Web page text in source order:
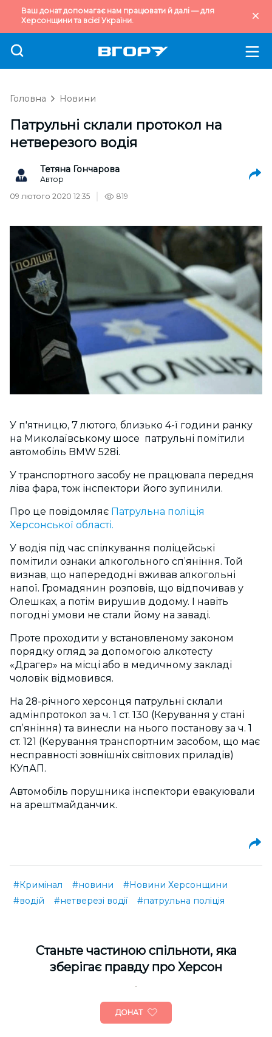
Ваш донат допомагає нам працювати й далі — для
Херсонщини та всієї України.
Головна Новини
Патрульні склали протокол на
нетверезого водія
Тетяна Гончарова
Автор
09 лютого 2020 12:35
819
У п'ятницю, 7 лютого, близько 4-ї години ранку
на Миколаївському шосе патрульні помітили
автомобіль BMW 528і.
У транспортного засобу не працювала передня
ліва фара, тож інспектори його зупинили.
Про це повідомляє Патрульна поліція
Херсонської області.
У водія під час спілкування поліцейські
помітили ознаки алкогольного сп’яніння. Той
визнав, що напередодні вживав алкогольні
напої. Громадянин розповів, що відпочивав у
Олешках, а потім вирушив додому. І навіть
погодні умови не стали йому на заваді.
Проте проходити у встановленому законом
порядку огляд за допомогою алкотесту
«Драгер» на місці або в медичному закладі
чоловік відмовився.
На 28-річного херсонця патрульні склали
адмінпротокол за ч. 1 ст. 130 (Керування у стані
сп’яніння) та винесли на нього постанову за ч. 1
ст. 121 (Керування транспортним засобом, що має
несправності зовнішніх світлових приладів)
КУпАП.
Автомобіль порушника інспектори евакуювали
на арештмайданчик.
#Кримінал #новини
#Новини Херсонщини
#водій
#нетверезі водії #патрульна поліція
Cтаньте частиною спільноти, яка
зберігає правду про Херсон
ДОНАТ